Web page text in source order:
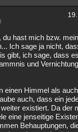
du hast mich bzw.
Ich sage ja nicht,
gibt, ich sage, dass
und
einen Himmel als
auch, dass ein
existiert. Da der
eine jenseitige
Behauptungen,